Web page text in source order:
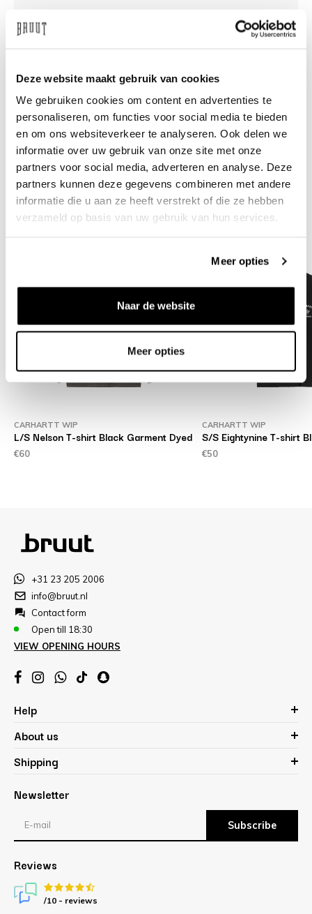
Deze website maakt gebruik van cookies
We gebruiken cookies om content en advertenties te
personaliseren, om functies voor social media te bieden
en om ons websiteverkeer te analyseren. Ook delen we
informatie over uw gebruik van onze site met onze
partners voor social media, adverteren en analyse. Deze
partners kunnen deze gegevens combineren met andere
informatie die u aan ze heeft verstrekt of die ze hebben
verzameld op basis van uw gebruik van hun services.
Meer opties
Naar de website
Meer opties
Need help?We're glad to help
info@bruut.nl Live chat Whatsapp
About this product
Shipment and returns
Related products
CARHARTT WIP
L/S Nelson T-shirt Black Garment Dyed
€60
CARHARTT WIP
S/S Eightynine T-shirt
€50
+31 23 205 2006
info@bruut.nl
Contact form
Open till 18:30
VIEW OPENING HOURS
Help
About us
Shipping
Newsletter
Subscribe
Reviews
/10 - reviews